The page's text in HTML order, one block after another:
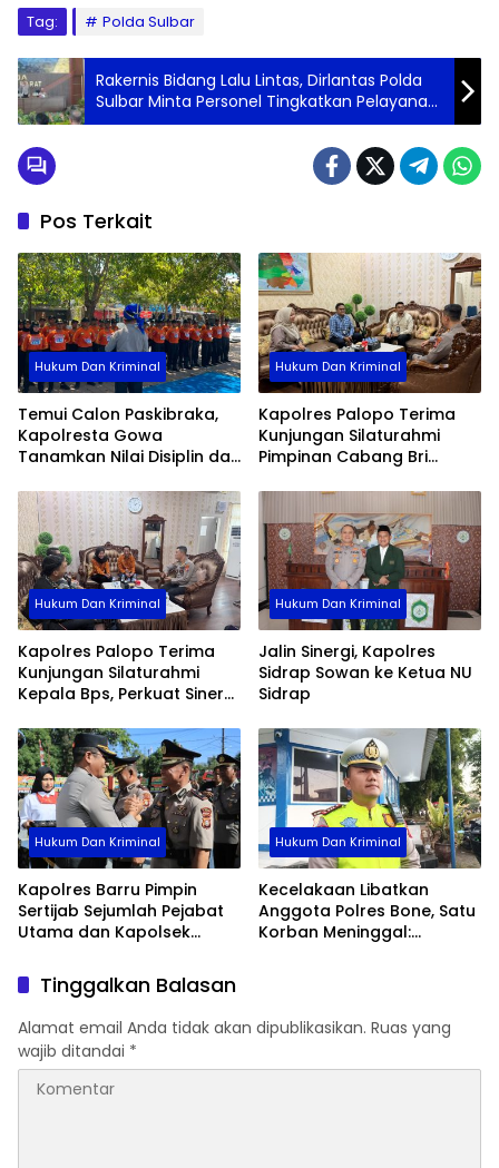
Tag: Polda Sulbar
Rakernis Bidang Lalu Lintas, Dirlantas Polda
Sulbar Minta Personel Tingkatkan Pelayanan
dan Siap Amankan Pilkada
Pos Terkait
Hukum Dan Kriminal
Temui Calon Paskibraka,
Kapolresta Gowa
Tanamkan Nilai Disiplin dan
Hukum Dan Kriminal
Kapolres Palopo Terima
Kunjungan Silaturahmi
Pimpinan Cabang Bri
Hukum Dan Kriminal
Kapolres Palopo Terima
Kunjungan Silaturahmi
Kepala Bps, Perkuat Sinergi
Hukum Dan Kriminal
Jalin Sinergi, Kapolres
Sidrap Sowan ke Ketua NU
Sidrap
Hukum Dan Kriminal
Kapolres Barru Pimpin
Sertijab Sejumlah Pejabat
Utama dan Kapolsek
Organisasi
Hukum Dan Kriminal
Kecelakaan Libatkan
Anggota Polres Bone, Satu
Korban Meninggal:
Tinggalkan Balasan
Alamat email Anda tidak akan dipublikasikan. Ruas yang
wajib ditandai *